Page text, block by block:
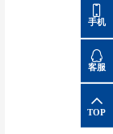
手机
客服
TOP